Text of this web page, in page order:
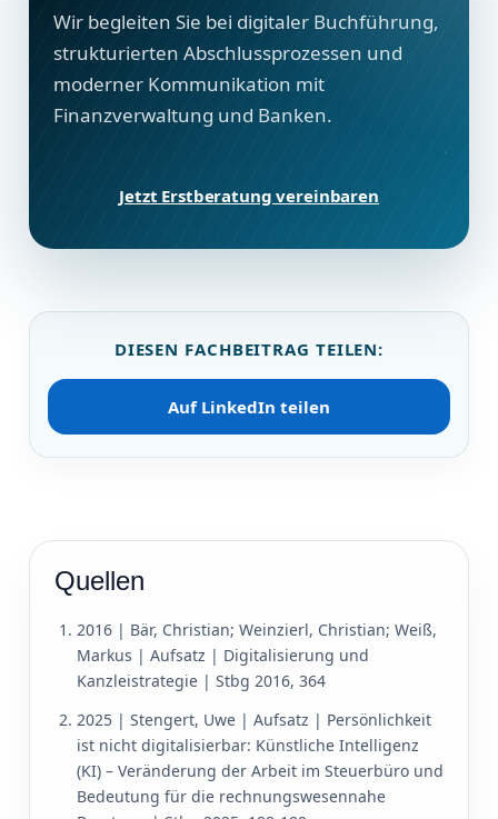
Wir begleiten Sie bei digitaler Buchführung,
strukturierten Abschlussprozessen und
moderner Kommunikation mit
Finanzverwaltung und Banken.
Jetzt Erstberatung vereinbaren
DIESEN FACHBEITRAG TEILEN:
Auf LinkedIn teilen
Quellen
2016 | Bär, Christian; Weinzierl, Christian; Weiß,
Markus | Aufsatz | Digitalisierung und
Kanzleistrategie | Stbg 2016, 364
2025 | Stengert, Uwe | Aufsatz | Persönlichkeit
ist nicht digitalisierbar: Künstliche Intelligenz
(KI) – Veränderung der Arbeit im Steuerbüro und
Bedeutung für die rechnungswesennahe